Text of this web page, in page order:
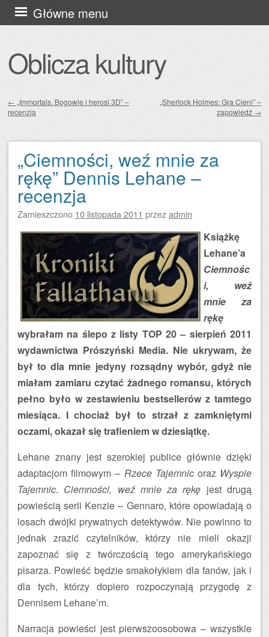
Oblicza kultury
Główne menu
Przejdź
do
Zobacz wpisy
← „Immortals. Bogowie i herosi 3D” –
recenzja
„Sherlock Holmes: Gra Cieni” –
zapowiedź →
„Ciemności, weź mnie za
rękę” Dennis Lehane –
recenzja
Zamieszczono 10 listopada 2011 przezadmin
Książkę
Lehane’a
Ciemnośc
i, weź
mnie za
rękę
wybrałam na ślepo z listy TOP 20 – sierpień 2011
wydawnictwa Prószyński Media. Nie ukrywam, że
był to dla mnie jedyny rozsądny wybór, gdyż nie
miałam zamiaru czytać żadnego romansu, których
pełno było w zestawieniu bestsellerów z tamtego
miesiąca. I chociaż był to strzał z zamkniętymi
oczami, okazał się trafieniem w dziesiątkę.
Lehane znany jest szerokiej publice głównie dzięki
adaptacjom filmowym – Rzece Tajemnicoraz Wyspie
Tajemnic. Ciemności, weź mnie za rękę jest drugą
powieścią serii Kenzie – Gennaro, które opowiadają o
losach dwójki prywatnych detektywów. Nie powinno to
jednak zrazić czytelników, którzy nie mieli okazji
zapoznać się z twórczością tego amerykańskiego
pisarza. Powieść będzie smakołykiem dla fanów, jak i
dla tych, którzy dopiero rozpoczynają przygodę z
Dennisem Lehane’m.
Narracja powieści jest pierwszoosobowa – wszystkie